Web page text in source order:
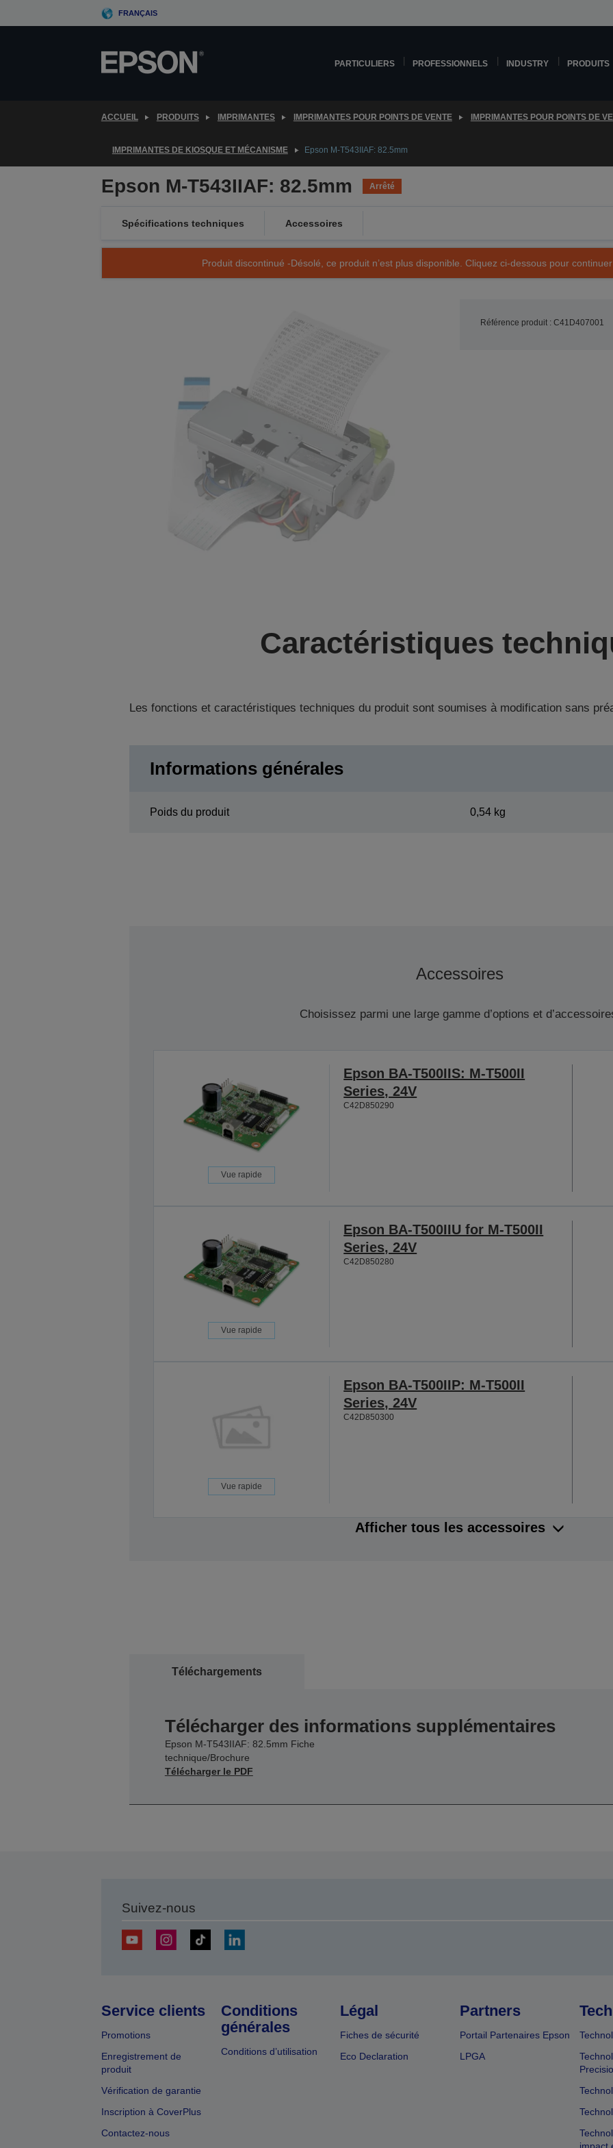
to
FRANÇAIS
PARTICULIERS PROFESSIONNELS INDUSTRY PRODUITS
ACCUEIL PRODUITS IMPRIMANTES IMPRIMANTES POUR POINTS DE VENTE IMPRIMANTES POUR POINTS DE
IMPRIMANTES DE KIOSQUE ET MÉCANISME Epson M-T543IIAF: 82.5mm
Epson M-T543IIAF: 82.5mm Arrêté
Spécifications techniques Accessoires
Produit discontinué -Désolé, ce produit n’est plus disponible. Cliquez ci-dessous pour
Référence produit : C41D407001
Caractéristiques
Les fonctions et caractéristiques techniques du produit sont soumises à modification sans
Informations générales
Poids du produit 0,54 kg
Accessoires
Choisissez parmi une large gamme d’options et
Vue rapide
Epson BA-T500IIS: M-T500II
Series, 24V
C42D850290
Vue rapide
Epson BA-T500IIU for M-T500II
Series, 24V
C42D850280
Vue rapide
Epson BA-T500IIP: M-T500II
Series, 24V
C42D850300
Afficher tous les accessoires
Téléchargements
Télécharger des informations supplémentaires
Epson M-T543IIAF: 82.5mm Fiche
technique/Brochure
Télécharger le PDF
Suivez-nous
Service clients
Promotions
Enregistrement de
produit
Vérification de garantie
Inscription à CoverPlus
Contactez-nous
Conditions
générales
Conditions d’utilisation
Légal
Fiches de sécurité
Eco Declaration
Partners
Portail Partenaires Epson
LPGA
impact